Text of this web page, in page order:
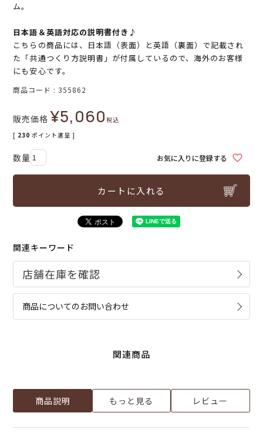
ム。
日本語＆英語対応の説明書付き♪
こちらの商品には、日本語（表面）と英語（裏面）で記載され
た「共通つくり方説明書」が付属しているので、海外のお客様
にも安心です。
商品コード 355862
販売価格 ¥5,060税込
[ 230 ポイント進呈 ]
お気に入りに登録する
カートに入れる
関連キーワード
商品についてのお問い合わせ
関連商品
商品説明 もっと見る レビュー